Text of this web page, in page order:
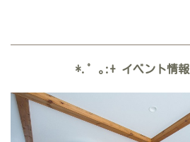
*.゜｡:+ イベント情報